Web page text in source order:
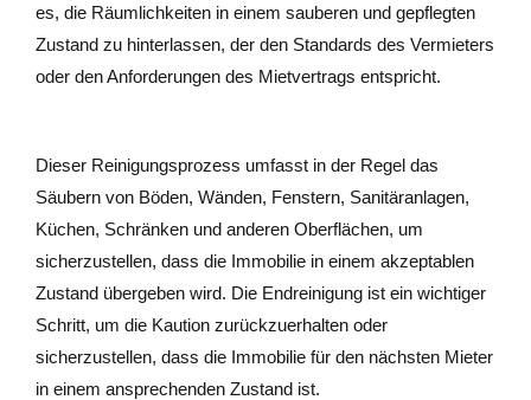
es, die Räumlichkeiten in einem sauberen und gepflegten
Zustand zu hinterlassen, der den Standards des Vermieters
oder den Anforderungen des Mietvertrags entspricht.
Dieser Reinigungsprozess umfasst in der Regel das
Säubern von Böden, Wänden, Fenstern, Sanitäranlagen,
Küchen, Schränken und anderen Oberflächen, um
sicherzustellen, dass die Immobilie in einem akzeptablen
Zustand übergeben wird. Die Endreinigung ist ein wichtiger
Schritt, um die Kaution zurückzuerhalten oder
sicherzustellen, dass die Immobilie für den nächsten Mieter
in einem ansprechenden Zustand ist.